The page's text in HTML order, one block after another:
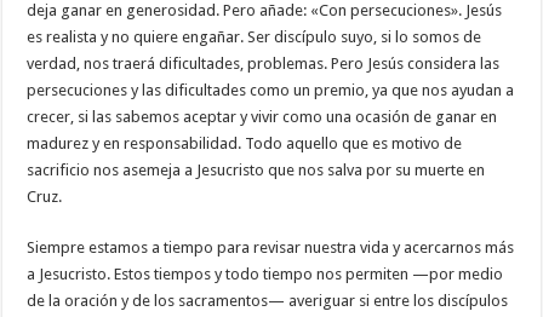
deja ganar en generosidad. Pero añade: «Con persecuciones». Jesús
es realista y no quiere engañar. Ser discípulo suyo, si lo somos de
verdad, nos traerá dificultades, problemas. Pero Jesús considera las
persecuciones y las dificultades como un premio, ya que nos ayudan a
crecer, si las sabemos aceptar y vivir como una ocasión de ganar en
madurez y en responsabilidad. Todo aquello que es motivo de
sacrificio nos asemeja a Jesucristo que nos salva por su muerte en
Cruz.
Siempre estamos a tiempo para revisar nuestra vida y acercarnos más
a Jesucristo. Estos tiempos y todo tiempo nos permiten —por medio
de la oración y de los sacramentos— averiguar si entre los discípulos